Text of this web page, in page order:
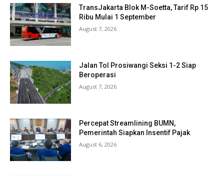
TransJakarta Blok M-Soetta, Tarif Rp 15
Ribu Mulai 1 September
August 7, 2026
Jalan Tol Prosiwangi Seksi 1-2 Siap
Beroperasi
August 7, 2026
Percepat Streamlining BUMN,
Pemerintah Siapkan Insentif Pajak
August 6, 2026